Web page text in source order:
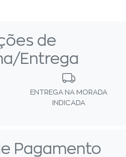
de
Entrega
ENTREGA NA MORADA
INDICADA
Pagamento